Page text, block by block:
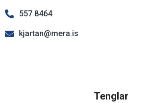
557 8464
kjartan@mera.is
Tenglar